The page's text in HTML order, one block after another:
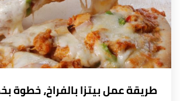
طريقة عمل بيتزا بالفراخ، خطوة